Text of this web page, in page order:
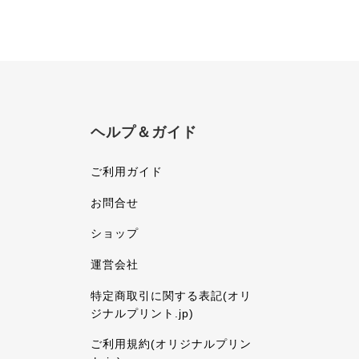
ヘルプ＆ガイド
ご利用ガイド
お問合せ
ショップ
運営会社
特定商取引に関する表記(オリ
ジナルプリント.jp)
ご利用規約(オリジナルプリン